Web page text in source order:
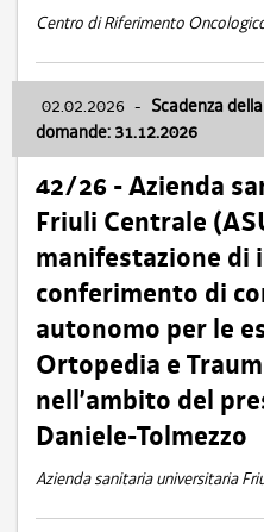
Centro di Riferimento
02.02.2026 - Scadenza
domande: 31.12.2026
42/26 - Azienda
Friuli Centrale
manifestazione di
conferimento di
autonomo per le
Ortopedia e
nell’ambito del
Daniele-Tolmezzo
Azienda sanitaria universitaria